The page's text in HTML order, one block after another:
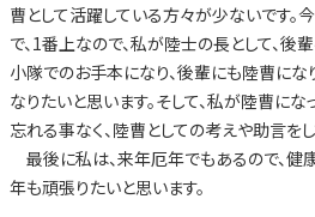
曹として活躍している方々が少ないです
で、1番上なので、私が陸士の長として、後
小隊でのお手本になり、後輩にも陸曹にな
なりたいと思います。そして、私が陸曹に
忘れる事なく、陸曹としての考えや助言をし
最後に私は、来年厄年でもあるので、健
年も頑張りたいと思います。